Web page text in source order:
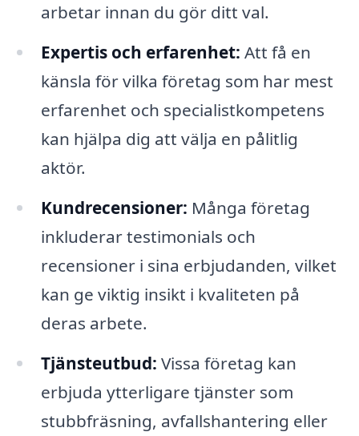
arbetar innan du gör ditt val.
Expertis och erfarenhet: Att få en
känsla för vilka företag som har mest
erfarenhet och specialistkompetens
kan hjälpa dig att välja en pålitlig
aktör.
Kundrecensioner: Många företag
inkluderar testimonials och
recensioner i sina erbjudanden, vilket
kan ge viktig insikt i kvaliteten på
deras arbete.
Tjänsteutbud: Vissa företag kan
erbjuda ytterligare tjänster som
stubbfräsning, avfallshantering eller